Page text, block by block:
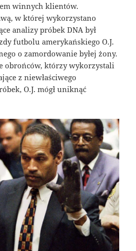
winnych klientów.
w której wykorzystano
analizy próbek DNA był
futbolu amerykańskiego O.J.
o zamordowanie byłej żony.
obrońców, którzy wykorzystali
z niewłaściwego
O.J. mógł uniknąć